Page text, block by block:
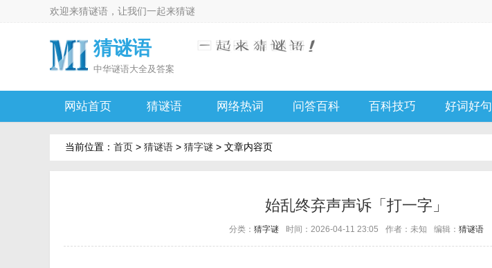
欢迎来猜谜语 ，让我们一起来猜谜
猜谜语
中华谜语大全及答案
网站首页 猜谜语 网络热词 问答百科 百科技巧 好词好句
当前位置： 首页 > 猜谜语 > 猜字谜 > 文章内容页
始乱终弃声声诉「打一字」
分类： 猜字谜 时间：2026-04-11 23:05 作者：未知 编辑： 猜谜语